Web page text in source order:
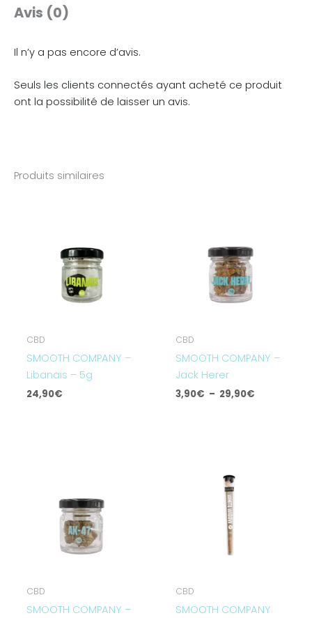
Avis (0)
Il n’y a pas encore d’avis.
Seuls les clients connectés ayant acheté ce produit
ont la possibilité de laisser un avis.
Produits similaires
CBD
SMOOTH COMPANY –
Libanais – 5g
24,90€
CBD
SMOOTH COMPANY –
Jack Herer
3,90€ – 29,90€
CBD
SMOOTH COMPANY –
CBD
SMOOTH COMPANY